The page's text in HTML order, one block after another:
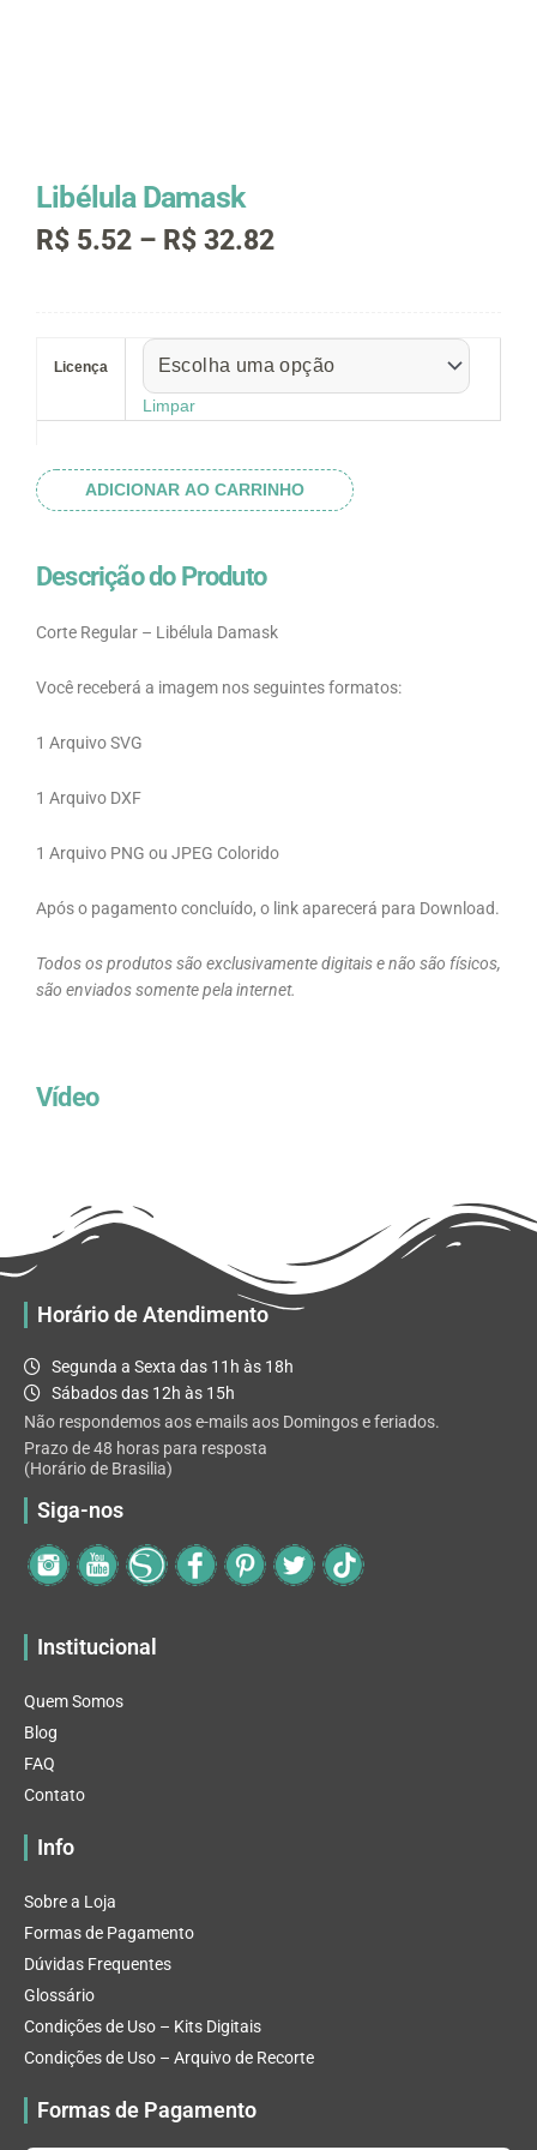
Libélula Damask
R$ 5.52 – R$ 32.82Faixa
através
R$ 32.82
Licença
Limpar
quantidade
ADICIONAR AO CARRINHO
Descrição do Produto
Corte Regular – Libélula Damask
Você receberá a imagem nos seguintes formatos:
1 Arquivo SVG
1 Arquivo DXF
1 Arquivo PNG ou JPEG Colorido
Após o pagamento concluído, o link aparecerá para Download.
Todos os produtos são exclusivamente digitais e não são físicos,
são enviados somente pela internet.
Vídeo
Horário de Atendimento
Segunda a Sexta das 11h às 18h
Sábados das 12h às 15h
Não respondemos aos e-mails aos Domingos e feriados.
Prazo de 48 horas para resposta
(Horário de Brasilia)
Siga-nos
Institucional
Quem Somos
Blog
FAQ
Contato
Info
Sobre a Loja
Formas de Pagamento
Dúvidas Frequentes
Glossário
Condições de Uso – Kits Digitais
Condições de Uso – Arquivo de Recorte
Formas de Pagamento